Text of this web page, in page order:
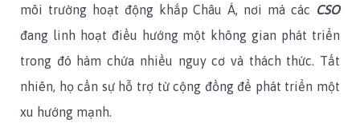
môi trường hoạt động khắp Châu Á, nơi mà các CSO
đang linh hoạt điều hướng một không gian phát triển
trong đó hàm chứa nhiều nguy cơ và thách thức. Tất
nhiên, họ cần sự hỗ trợ từ cộng đồng để phát triển một
xu hướng mạnh.